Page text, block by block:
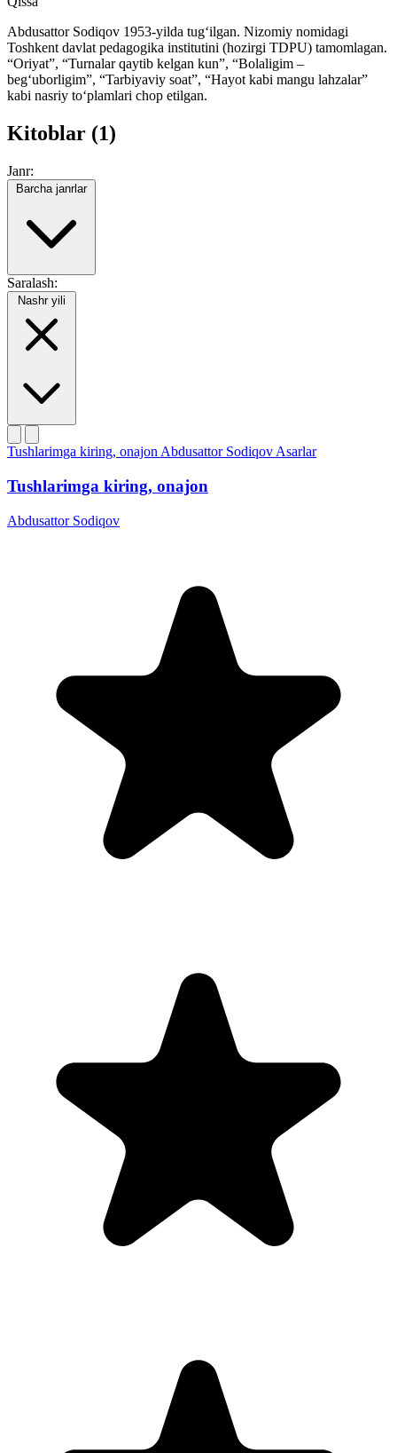
Abdusattor Sodiqov 1953-yilda tug‘ilgan. Nizomiy nomidagi
Toshkent davlat pedagogika institutini (hozirgi TDPU) tamomlagan.
“Oriyat”, “Turnalar qaytib kelgan kun”, “Bolaligim –
beg‘uborligim”, “Tarbiyaviy soat”, “Hayot kabi mangu lahzalar”
kabi nasriy to‘plamlari chop etilgan.
Kitoblar (1)
Janr:
Barcha janrlar
Saralash:
Nashr yili
Tushlarimga kiring, onajon Abdusattor Sodiqov Asarlar
Tushlarimga kiring, onajon
Abdusattor Sodiqov